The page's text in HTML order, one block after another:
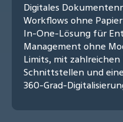
Digitales
Workflows ohne
In-One-Lösung für
Management ohne
Limits, mit
Schnittstellen und
360-Grad-